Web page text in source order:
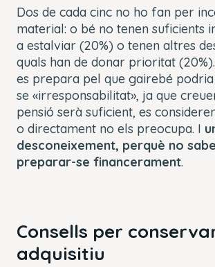
Dos de cada cinc no ho fan per
material: o bé no tenen suficients
a estalviar (20%) o tenen altres
quals han de donar prioritat
es prepara pel que gairebé
se «irresponsabilitat», ja que
pensió serà suficient, es
o directament no els preocupa. I
desconeixement, perquè no
preparar-se financerament.
Consells per
adquisitiu